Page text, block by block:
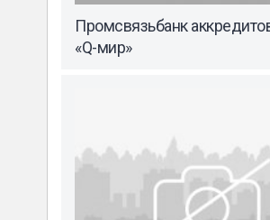
Промсвязьбанк
«Q-мир»